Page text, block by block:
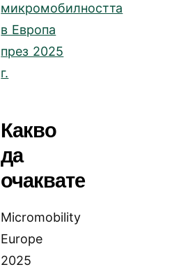
микромобилността
в Европа
през 2025
г.
Какво
да
очаквате
Micromobility
Europe
2025